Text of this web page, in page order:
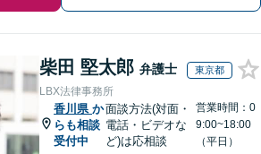
柴田 堅太郎 弁護士 東京都
LBX法律事務所
香川県 か
らも相談
受付中
面談方法(対面・
電話・ビデオな
ど)は応相談
営業時間：0
9:00~18:00
（平日）